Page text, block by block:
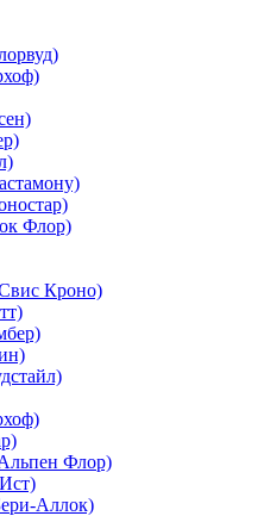
Флор)
Кроно)
Флор)
Аллок)